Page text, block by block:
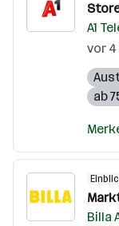
A1
vor
ab
Billa